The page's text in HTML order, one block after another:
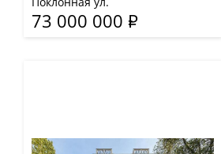
73 000 000 Р